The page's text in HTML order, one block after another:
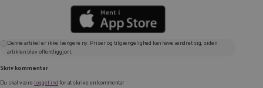
Denne artikel er ikke længere ny. Priser og tilgængelighed kan have ændret sig, siden
artiklen blev offentliggjort.
Skriv kommentar
Du skal værelogget indfor at skrive en kommentar